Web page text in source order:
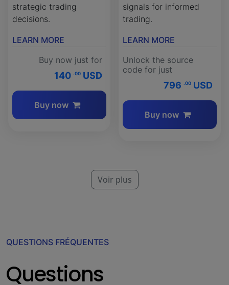
strategic trading
decisions.
LEARN MORE
Buy now just for
140 .00 USD
Buy now
signals for informed
trading.
LEARN MORE
Unlock the source
code for just
796 .00 USD
Buy now
Voir plus
QUESTIONS FRÉQUENTES
Questions